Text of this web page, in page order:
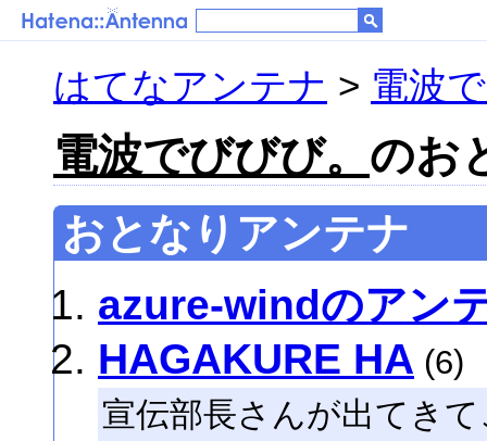
はてなアンテナ > 電波
電波でびびび。 のお
おとなりアンテナ
azure-windのアン
HAGAKURE HA (6)
宣伝部長さんが出てき